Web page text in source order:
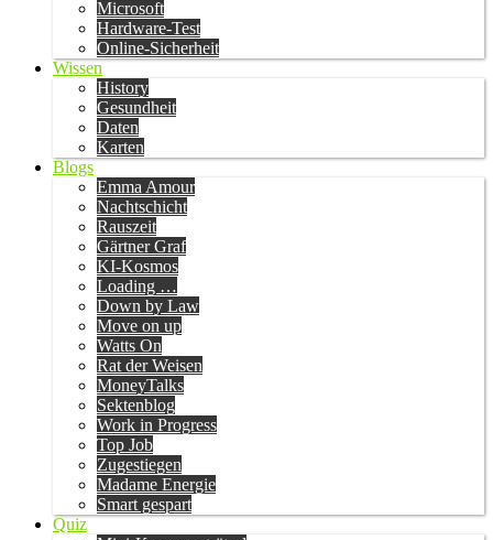
Microsoft
Hardware-Test
Online-Sicherheit
Wissen
History
Gesundheit
Daten
Karten
Blogs
Emma Amour
Nachtschicht
Rauszeit
Gärtner Graf
KI-Kosmos
Loading …
Down by Law
Move on up
Watts On
Rat der Weisen
MoneyTalks
Sektenblog
Work in Progress
Top Job
Zugestiegen
Madame Energie
Smart gespart
Quiz